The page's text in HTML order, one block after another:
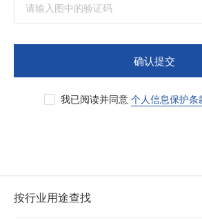
确认提交
我已阅读并同意 个人信息保护条
按行业用途查找